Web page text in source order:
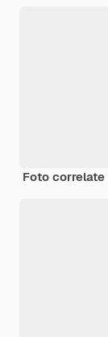
Foto correlate